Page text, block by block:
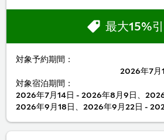
対象予約期間：
2026年7月
対象宿泊期間：
2026年7月14日 - 2026年8月9日、
2026年9月18日、2026年9月22日 -
最大15%